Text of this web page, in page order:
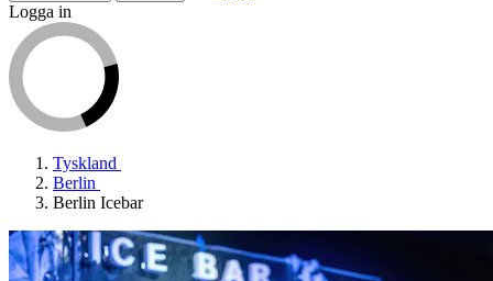
Logga in
Tyskland
Berlin
Berlin Icebar